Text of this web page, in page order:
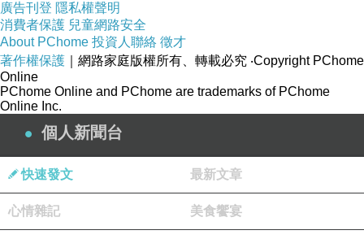
廣告刊登 隱私權聲明
消費者保護 兒童網路安全
About PChome 投資人聯絡 徵才
著作權保護 ｜網路家庭版權所有、轉載必究 ‧Copyright PChome
Online
PChome Online and PChome are trademarks of PChome
Online Inc.
個人新聞台
快速發文 最新文章
心情雜記 美食饗宴